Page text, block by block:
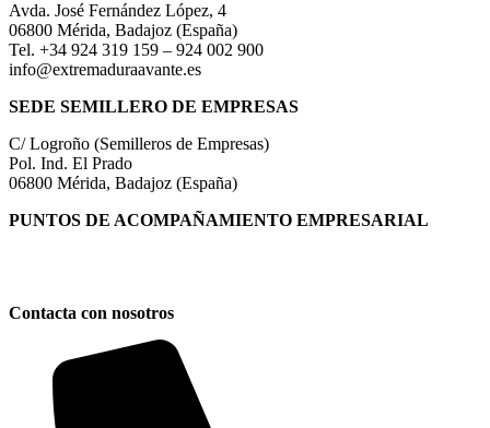
Avda. José Fernández López, 4
06800 Mérida, Badajoz (España)
Tel. +34 924 319 159 – 924 002 900
info@extremaduraavante.es
SEDE SEMILLERO DE EMPRESAS
C/ Logroño (Semilleros de Empresas)
Pol. Ind. El Prado
06800 Mérida, Badajoz (España)
PUNTOS DE ACOMPAÑAMIENTO EMPRESARIAL
Contacta con nosotros